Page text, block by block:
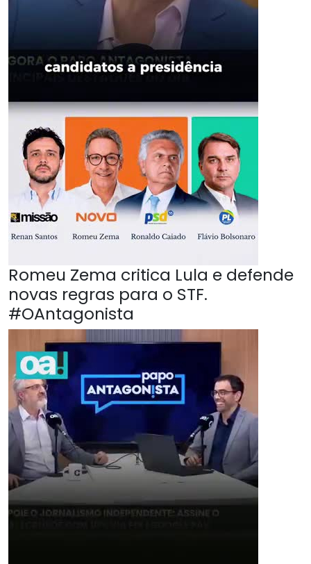
Romeu Zema critica Lula e defende
novas regras para o STF.
#OAntagonista